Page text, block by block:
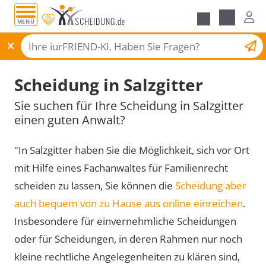
MENÜ
Scheidungsantrag
Scheidung in Salzgitter
Sie suchen für Ihre Scheidung in Salzgitter
einen guten Anwalt?
"In Salzgitter haben Sie die Möglichkeit, sich vor Ort
mit Hilfe eines Fachanwaltes für Familienrecht
scheiden zu lassen, Sie können die Scheidung aber
auch bequem von zu Hause aus online einreichen.
Insbesondere für einvernehmliche Scheidungen
oder für Scheidungen, in deren Rahmen nur noch
kleine rechtliche Angelegenheiten zu klären sind,